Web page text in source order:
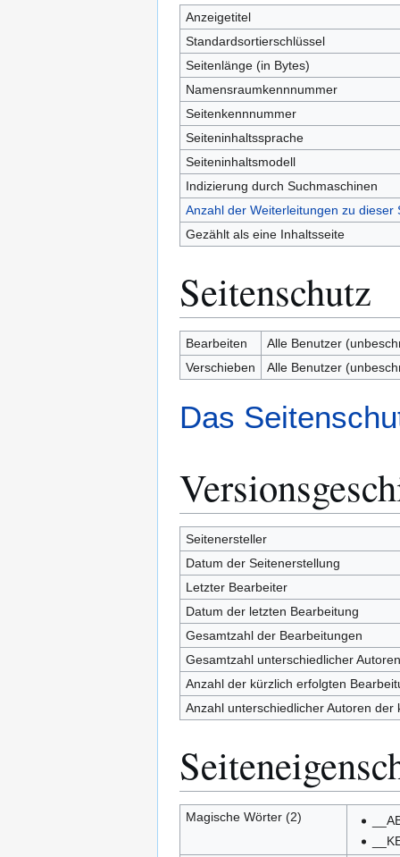
Anzeigetitel
Standardsortierschlüssel
Seitenlänge (in Bytes)
Namensraumkennnummer
Seitenkennnummer
Seiteninhaltssprache
Seiteninhaltsmodell
Indizierung durch Suchmaschinen
Anzahl der Weiterleitungen zu dieser
Gezählt als eine Inhaltsseite
Seitenschutz
Bearbeiten
Alle Benutzer
Verschieben
Alle Benutzer
Das
Seitenersteller
Datum der Seitenerstellung
Letzter Bearbeiter
Datum der letzten Bearbeitung
Gesamtzahl der Bearbeitungen
Gesamtzahl unterschiedlicher Autoren
Anzahl der kürzlich erfolgten
Anzahl unterschiedlicher Autoren
Magische Wörter (2)